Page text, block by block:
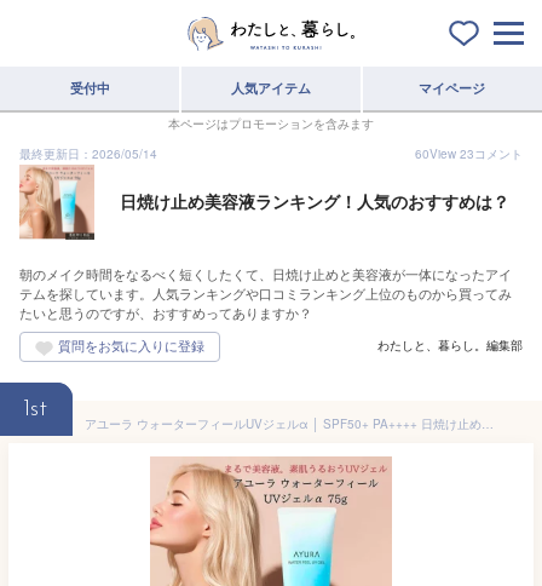
受付中 人気アイテム マイページ
本ページはプロモーションを含みます
最終更新日：2026/05/14
60View 23コメント
日焼け止め美容液ランキング！人気のおすすめは？
朝のメイク時間をなるべく短くしたくて、日焼け止めと美容液が一体になったアイ
テムを探しています。人気ランキングや口コミランキング上位のものから買ってみ
たいと思うのですが、おすすめってありますか？
わたしと、暮らし。編集部
1st
アユーラ ウォーターフィールUVジェルα │ SPF50+ PA++++ 日焼け止め ジェル UVケア 化粧下地 美容液 保湿 みずみずしい 透明感 肌荒れ防止 敏感肌 紫外線対策 顔・体兼用 無香料 日本製 AYURA 正規品 【ギフト対応】 【ソーシャルギフト対応】 プレゼント